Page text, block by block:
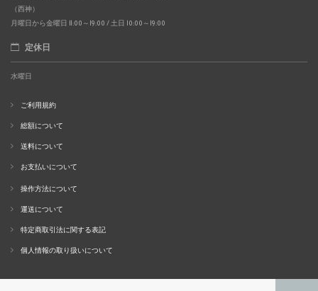
（西神）
月曜日から金曜日 11:00～19:00 / 土日 10:00～19:00
定休日
水曜日
ご利用規約
総額について
送料について
お支払いについて
操作方法について
運送について
特定商取引法に関する表記
個人情報の取り扱いについて